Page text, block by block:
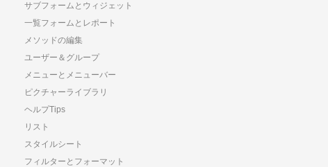
サブフォームとウィジェット
一覧フォームとレポート
メソッドの編集
ユーザー＆グループ
メニューとメニューバー
ピクチャーライブラリ
ヘルプTips
リスト
スタイルシート
フィルターとフォーマット